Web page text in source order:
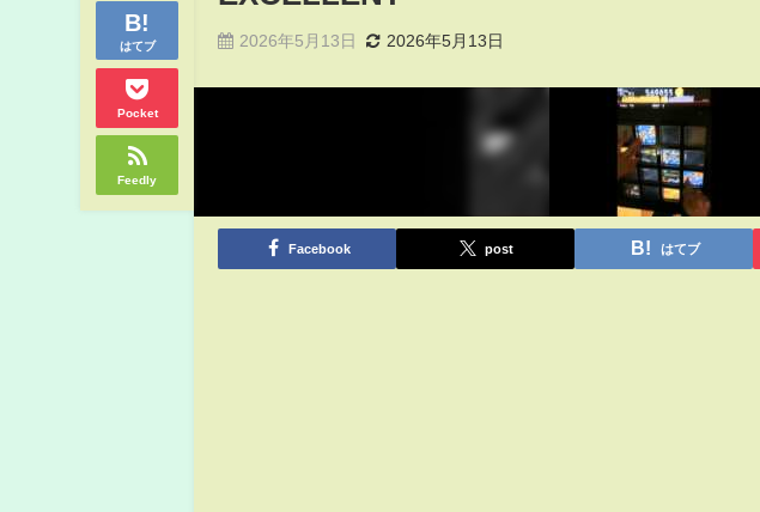
はてブ
Pocket
Feedly
2026年5月13日 2026年5月13日
Facebook post はてブ